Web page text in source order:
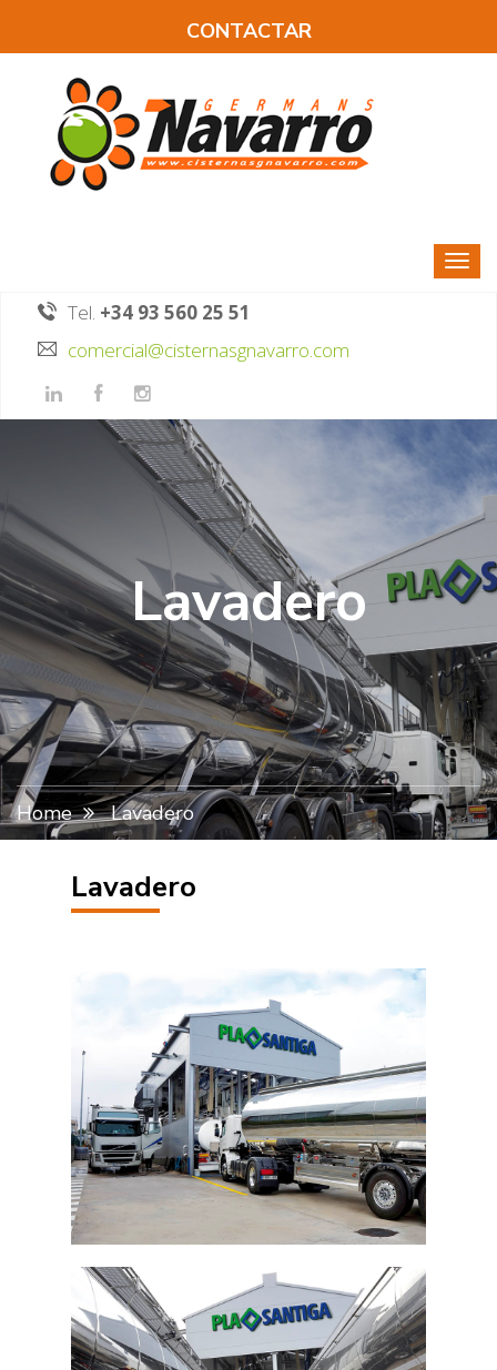
CONTACTAR
Tel. +34 93 560 25 51
comercial@cisternasgnavarro.com
Lavadero
Home Lavadero
Lavadero